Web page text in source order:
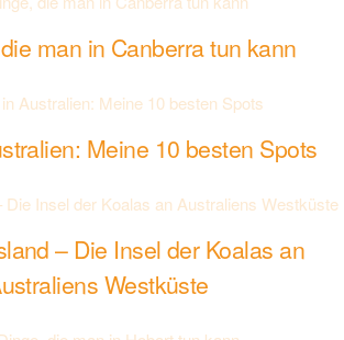
man in Canberra tun kann
Meine 10 besten Spots
– Die Insel der Koalas an
Westküste